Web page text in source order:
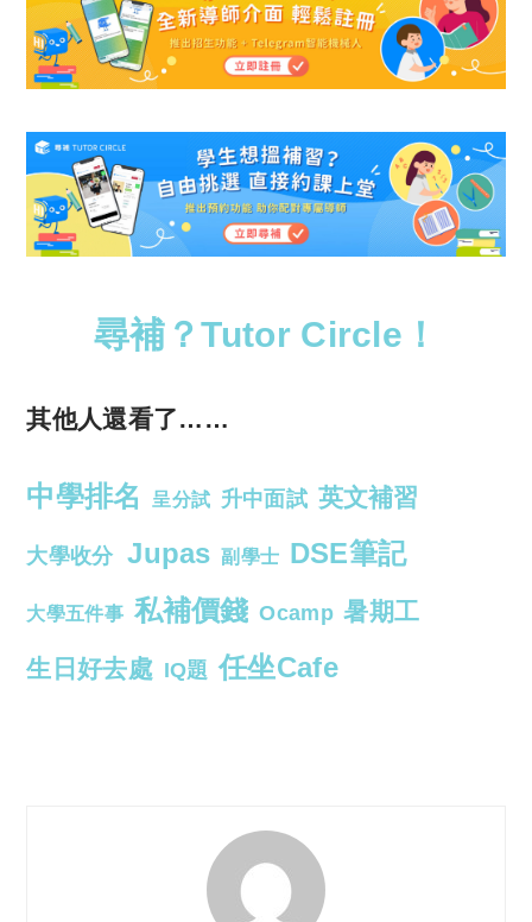
尋補？Tutor Circle！
其他人還看了……
中學排名 呈分試 升中面試 英文補習
大學收分 Jupas 副學士 DSE筆記
大學五件事 私補價錢 Ocamp 暑期工
生日好去處 IQ題 任坐Cafe